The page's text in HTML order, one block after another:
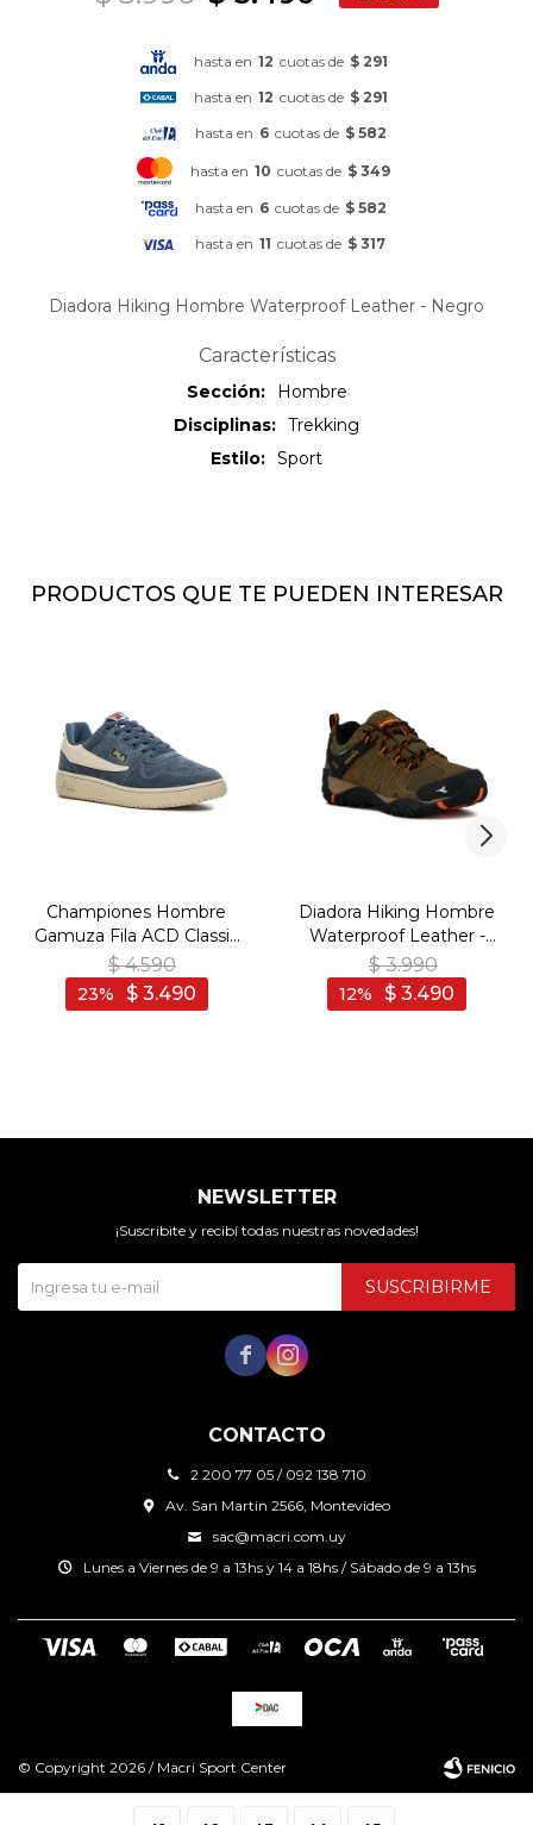
hasta en 12 cuotas de $ 291
hasta en 12 cuotas de $ 291
hasta en 6 cuotas de $ 582
hasta en 10 cuotas de $ 349
hasta en 6 cuotas de $ 582
hasta en 11 cuotas de $ 317
Diadora Hiking Hombre Waterproof Leather - Negro
Características
Sección
Hombre
Disciplinas
Trekking
Estilo
Sport
PRODUCTOS QUE TE PUEDEN INTERESAR
Championes Hombre
Gamuza Fila ACD Classic
- Marino-Blanco
$ 4.590
$ 3.490
23
Diadora Hiking Hombre
Waterproof Leather -
Marron Oscuro - Marron
Oscuro
$ 3.990
$ 3.490
12
CONTACTO
2 200 77 05 / 092 138 710
Av. San Martin 2566, Montevideo
sac@macri.com.uy
Lunes a Viernes de 9 a 13hs y 14 a 18hs / Sábado de 9 a 13hs
NEWSLETTER
¡Suscribite y recibí todas nuestras novedades!
SUSCRIBIRME
 
© Copyright 2026 / Macri Sport Center